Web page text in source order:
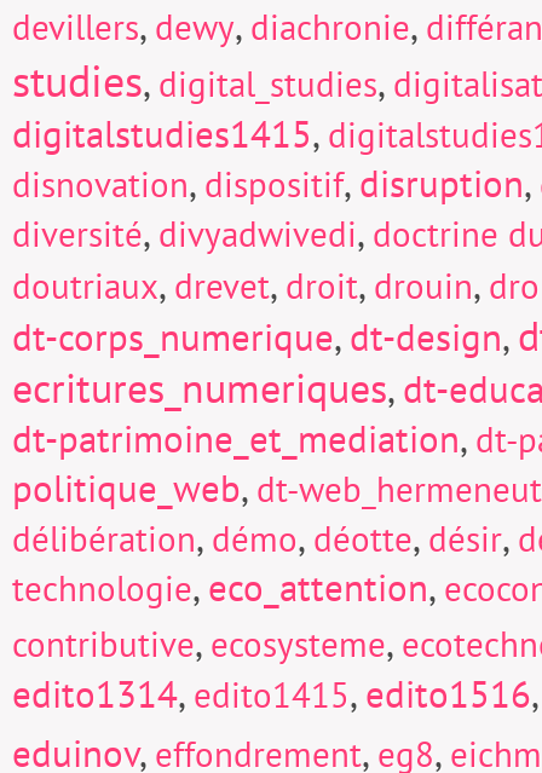
devillers, dewy, diachronie,
studies, digital_studies,
digitalstudies1415,
disnovation, dispositif,disruption,
diversité, divyadwivedi, doctrine
doutriaux, drevet, droit, drouin,
dt-corps_numerique,dt-design,
ecritures_numeriques,dt-
dt-patrimoine_et_mediation, dt-
politique_web, dt-
délibération, démo, déotte, désir,
technologie,eco_attention,
contributive, ecosysteme,
edito1314, edito1415,edito1516
eduinov, effondrement, eg8,